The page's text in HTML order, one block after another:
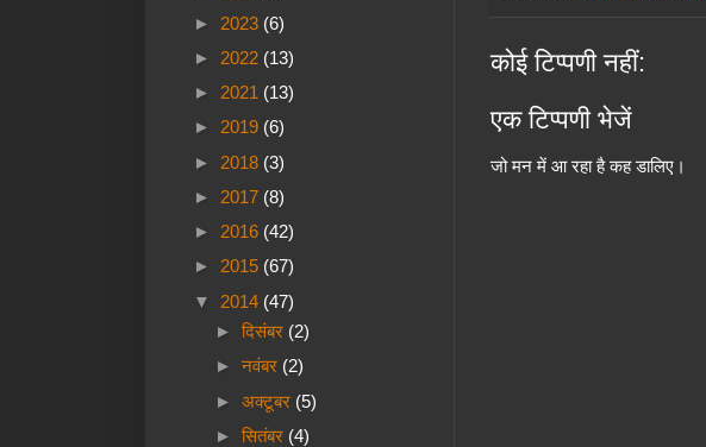
कोई टिप्पणी नहीं:
एक टिप्पणी भेजें
जो मन में आ रहा है कह डालिए।
► 2023 (6)
► 2022 (13)
► 2021 (13)
► 2019 (6)
► 2018 (3)
► 2017 (8)
► 2016 (42)
► 2015 (67)
▼ 2014 (47)
► दिसंबर (2)
► नवंबर (2)
► अक्टूबर (5)
► सितंबर (4)